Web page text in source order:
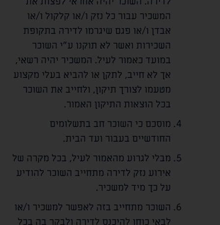
המשכיר עבור כל נזק ו/או קלקול ו/או
אבדן ו/או פגם שיגרמו לדירה בתקופת
השכירות ואשר לא תוקנו ע"י השוכר
במועד כאמור לעיל. המשכיר יהיה רשאי,
אך לא חייב, לתקן או להביא בעלי מקצוע
מטעמו לצורך תיקון, ולחייב את השוכר
בכל הוצאות התיקון האמור.
מוסכם כי השוכר חב בתשלומים
החודשיים בעבור ועד הבית.
מבלי לגרוע מהאמור לעיל, בכל מקרה של
אירוע נזק לדירה מתחייב השוכר להודיע
על כך מיד למשכיר.
השוכר מתחייב בזה לאפשר למשכיר ו/או
לבאי כוחו להיכנס לדירה ולבקר בה בכל